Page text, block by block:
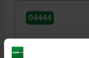
04444